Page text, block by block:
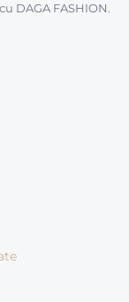
DAGA FASHION.